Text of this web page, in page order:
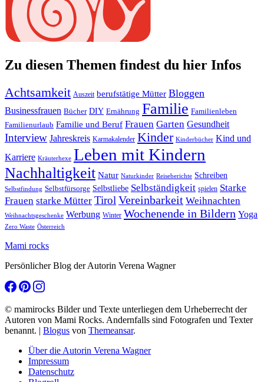
Zu diesen Themen findest du hier Infos
Achtsamkeit Auszeit berufstätige Mütter Bloggen
Businessfrauen Bücher DIY Ernährung Familie Familienleben
Familienurlaub Familie und Beruf Frauen Garten Gesundheit
Interview Jahreskreis Karmakalender Kinder Kinderbücher Kind und
Karriere Kräuterhexe Leben mit Kindern
Nachhaltigkeit Natur Naturkinder Reiseberichte Schreiben
Selbstfindung Selbstfürsorge Selbstliebe Selbständigkeit spielen Starke
Frauen starke Mütter Tirol Vereinbarkeit Weihnachten
Weihnachtsgeschenke Werbung Winter Wochenende in Bildern Yoga
Zero Waste Österreich
Mami rocks
Persönlicher Blog der Autorin Verena Wagner
© mamirocks Bilder und Texte unterliegen dem Urheberrecht der
Autoren von Mami Rocks. Andernfalls sind Fotografen und Texter
benannt. | Blogus von Themeansar.
Über die Autorin Verena Wagner
Impressum
Datenschutz